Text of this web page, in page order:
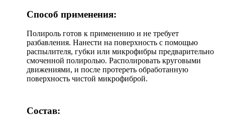
Способ применения:
Полироль готов к применению и не требует
разбавления. Нанести на поверхность с помощью
распылителя, губки или микрофибры предварительно
смоченной полиролью. Располировать круговыми
движениями, и после протереть обработанную
поверхность чистой микрофиброй.
Состав: